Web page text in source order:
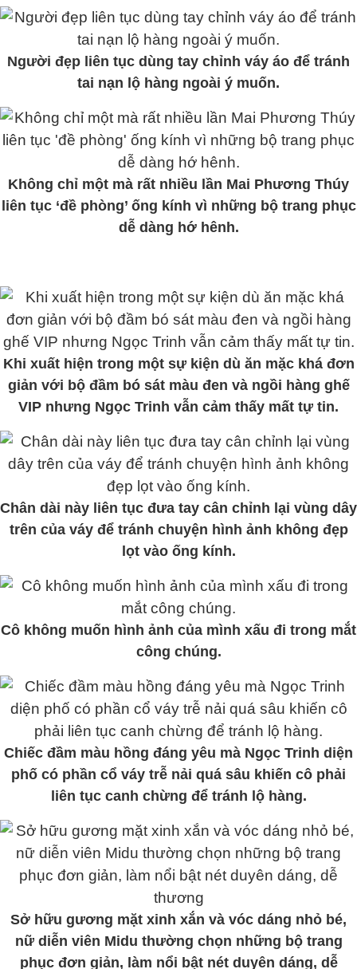
Người đẹp liên tục dùng tay chỉnh váy áo để tránh
tai nạn lộ hàng ngoài ý muốn.
Không chỉ một mà rất nhiều lần Mai Phương Thúy
liên tục ‘đề phòng’ ống kính vì những bộ trang phục
dễ dàng hớ hênh.
Khi xuất hiện trong một sự kiện dù ăn mặc khá đơn
giản với bộ đầm bó sát màu đen và ngồi hàng ghế
VIP nhưng Ngọc Trinh vẫn cảm thấy mất tự tin.
Chân dài này liên tục đưa tay cân chỉnh lại vùng dây
trên của váy để tránh chuyện hình ảnh không đẹp
lọt vào ống kính.
Cô không muốn hình ảnh của mình xấu đi trong mắt
công chúng.
Chiếc đầm màu hồng đáng yêu mà Ngọc Trinh diện
phố có phần cổ váy trễ nải quá sâu khiến cô phải
liên tục canh chừng để tránh lộ hàng.
Sở hữu gương mặt xinh xắn và vóc dáng nhỏ bé,
nữ diễn viên Midu thường chọn những bộ trang
phục đơn giản, làm nổi bật nét duyên dáng, dễ